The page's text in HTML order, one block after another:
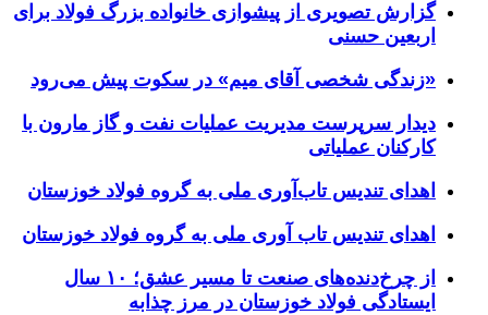
گزارش تصویری از پیشوازی خانواده بزرگ فولاد برای
اربعین حسنی
«زندگی شخصی آقای میم» در سکوت پیش می‌رود
دیدار سرپرست مدیریت عملیات نفت و گاز مارون با
کارکنان عملیاتی
اهدای تندیس تاب‌آوری ملی به گروه فولاد خوزستان
اهدای تندیس تاب آوری ملی به گروه فولاد خوزستان
از چرخ‌دنده‌های صنعت تا مسیر عشق؛ ۱۰ سال
ایستادگی فولاد خوزستان در مرز چذابه